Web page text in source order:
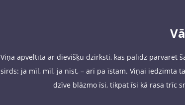
Viņa apveltīta ar dievišķu dzirksti, kas palīdz pārvarēt
sirds: ja mīl, mīl, ja nīst, – arī pa īstam. Viņai iedzimta
dzīve blāzmo īsi, tikpat īsi kā rasa trīc